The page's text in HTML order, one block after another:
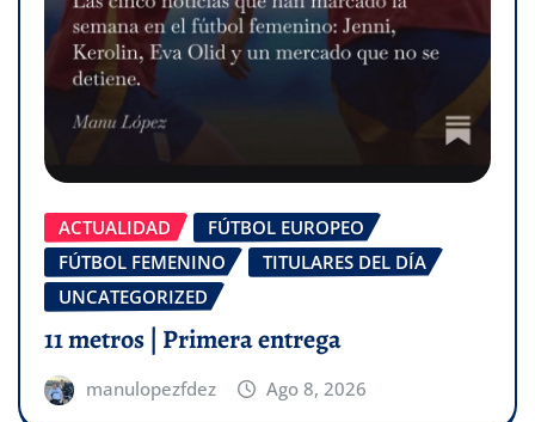
ACTUALIDAD
FÚTBOL EUROPEO
FÚTBOL FEMENINO
TITULARES DEL DÍA
UNCATEGORIZED
11 metros | Primera entrega
manulopezfdez Ago 8, 2026